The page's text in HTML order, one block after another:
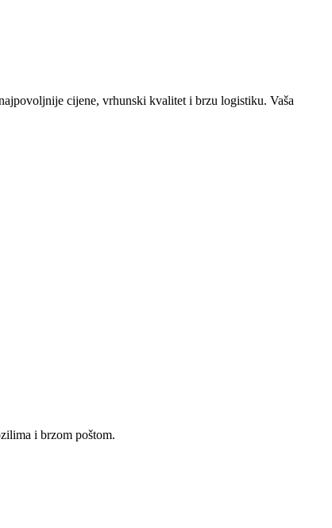
cijene, vrhunski kvalitet i brzu logistiku. Vaša
i brzom poštom.